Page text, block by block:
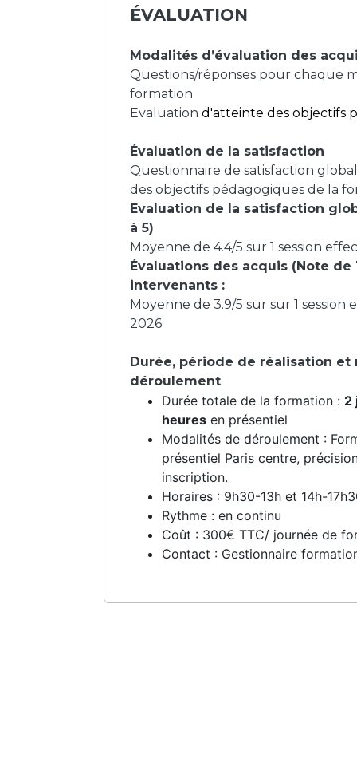
ÉVALUATION
Modalités d’évaluation des
Questions/réponses pour chaque
formation.
Evaluation d'atteinte des objectifs
Évaluation de la satisfaction
Questionnaire de satisfaction
des objectifs pédagogiques de la
Evaluation de la satisfaction
à 5)
Moyenne de 4.4/5 sur 1 session
Évaluations des acquis (Note de
intervenants :
Moyenne de 3.9/5 sur sur 1 session
2026
Durée, période de réalisation et
déroulement
Durée totale de la formation : 2
heures en présentiel
Modalités de déroulement :
présentiel Paris centre,
inscription.
Horaires : 9h30-13h et 14h-
Rythme : en continu
Coût : 300€ TTC/ journée de
Contact : Gestionnaire